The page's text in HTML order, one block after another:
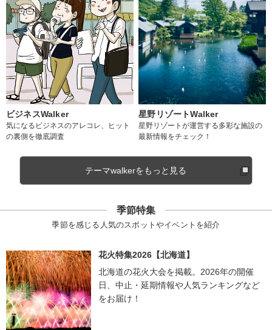
ビジネスWalker
気になるビジネスのアレコレ、ヒット
の裏側を徹底調査
星野リゾートWalker
星野リゾートが運営する多彩な施設の
最新情報をチェック！
テーマwalkerをもっと見る
季節特集
季節を感じる人気のスポットやイベントを紹介
花火特集2026【北海道】
北海道の花火大会を掲載。2026年の開催
日、中止・延期情報や人気ランキングなど
をお届け！